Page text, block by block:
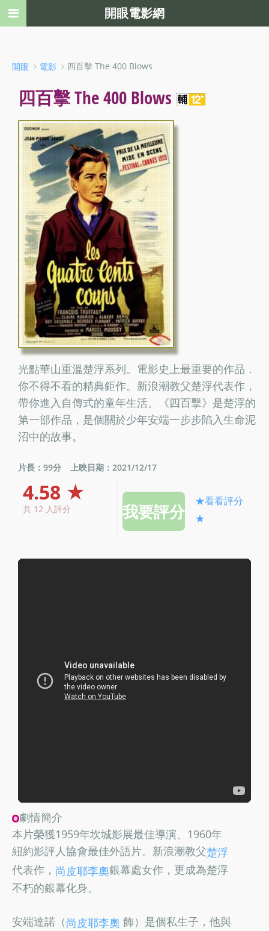
開眼 ﹥ 電影 ﹥四百擊 The 400 Blows
四百擊 The 400 Blows
光點華山重溫楚浮系列。電影史上最重要的作品．
你不得不看的精典鉅作。新浪潮教父楚浮代表作，
帶你進入自傳式的童年生活。《四百擊》是楚浮的
第一部作品，是個關於少年安端一步步陷入生命泥
沼中的故事。
片長：99分 上映日期：2021/12/17
4.58 ★
共 12 人評分
★看看評分
★
劇情簡介
本片榮獲1959年坎城影展最佳導演、1960年
紐約影評人協會最佳外語片。新浪潮教父楚浮
代表作， 尚皮耶李奧銀幕處女作，更成為楚浮
不朽的銀幕化身。
安端達諾（尚皮耶李奧 飾）是個私生子，他與
開眼電影網